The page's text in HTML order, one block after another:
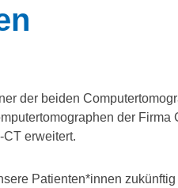
der beiden
der Firma
erweitert.
Patienten*innen